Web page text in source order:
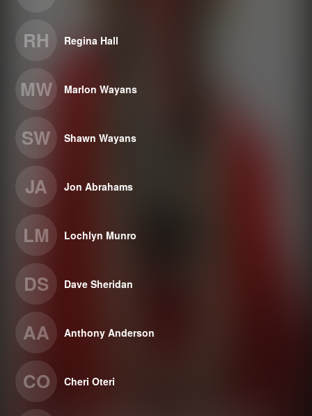
RH Regina Hall
MW Marlon Wayans
SW Shawn Wayans
JA Jon Abrahams
LM Lochlyn Munro
DS Dave Sheridan
AA Anthony Anderson
CO Cheri Oteri